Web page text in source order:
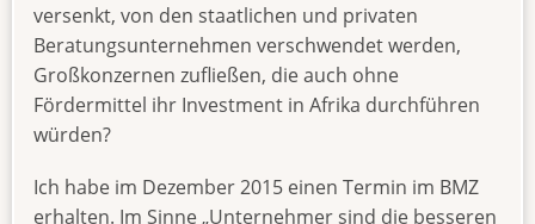
versenkt, von den staatlichen und privaten
Beratungsunternehmen verschwendet werden,
Großkonzernen zufließen, die auch ohne
Fördermittel ihr Investment in Afrika durchführen
würden?
Ich habe im Dezember 2015 einen Termin im BMZ
erhalten. Im Sinne „Unternehmer sind die besseren